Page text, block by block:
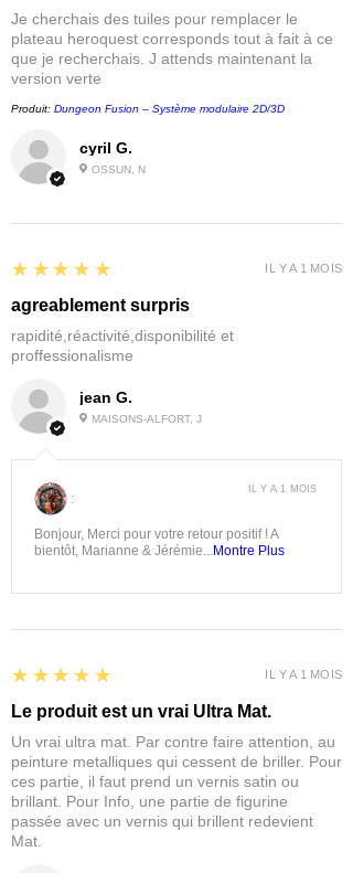
cyril G.
OSSUN, N
Je cherchais des tuiles pour remplacer le
plateau heroquest corresponds tout à fait à ce
que je recherchais. J attends maintenant la
version verte
Produit: Dungeon Fusion – Système modulaire 2D/3D
jean G.
MAISONS-ALFORT, J
5
★★★★★
agreablement surpris
rapidité,réactivité,disponibilité et
proffessionalisme
IL Y A 1 MOIS
:
Bonjour, Merci pour votre retour positif ! A
bientôt, Marianne & Jérémie...Montre Plus
IL Y A 1 MOIS
5
★★★★★
Le produit est un vrai Ultra Mat.
Un vrai ultra mat. Par contre faire attention, au
peinture metalliques qui cessent de briller. Pour
ces partie, il faut prend un vernis satin ou
brillant. Pour Info, une partie de figurine
passée avec un vernis qui brillent redevient
Mat.
IL Y A 1 MOIS